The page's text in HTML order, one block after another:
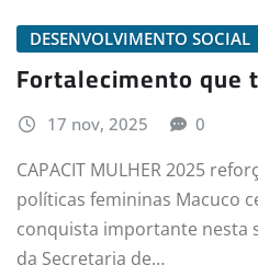
DESENVOLVIMENTO SOCIAL
Fortalecimento que
17 nov, 2025 0
CAPACIT MULHER 2025
políticas femininas Macuco
conquista importante nesta
da Secretaria de…